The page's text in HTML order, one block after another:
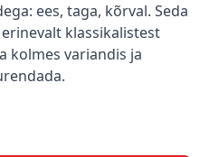
ees, taga, kõrval. Seda
klassikalistest
kolmes variandis ja